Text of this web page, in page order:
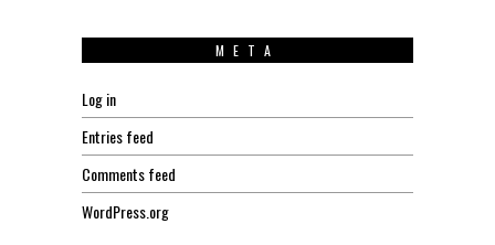
META
Log in
Entries feed
Comments feed
WordPress.org